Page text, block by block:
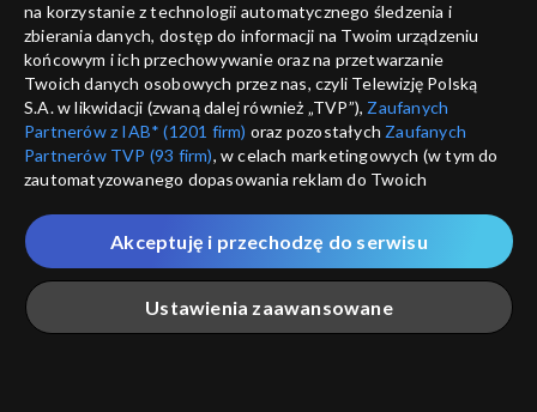
Ziarno
Kto śpiewa, dwa razy się
modli
Ziarno
W rodzinie siła!
Ziarno
Mistrz niesienia pomocy
Ziarno
Wakacje z Panem Bogiem
na korzystanie z technologii automatycznego śledzenia i
zbierania danych, dostęp do informacji na Twoim urządzeniu
końcowym i ich przechowywanie oraz na przetwarzanie
Twoich danych osobowych przez nas, czyli Telewizję Polską
S.A. w likwidacji (zwaną dalej również „TVP”), Zaufanych
Partnerów z IAB* (1201 firm) oraz pozostałych Zaufanych
Partnerów TVP (93 firm), w celach marketingowych (w tym do
zautomatyzowanego dopasowania reklam do Twoich
które wskazujemy poniżej, a także zgody na udostępnianie
przez nas identyfikatora PPID do Google.
Twoje dane osobowe zbierane podczas odwiedzania przez
Ciebie naszych
poszczególnych serwisówzwanych dalej
„Portalem”, w tym informacje zapisywane za pomocą
Ustawienia zaawansowane
Akceptuję i przechodzę do serwisu